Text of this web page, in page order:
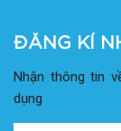
ĐĂNG KÍ
Nhận thông tin
dụng